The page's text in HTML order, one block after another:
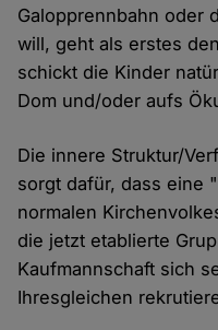
Galopprennbahn oder
will, geht als erstes
schickt die Kinder
Dom und/oder aufs
Die innere Struktur/
sorgt dafür, dass eine
normalen
die jetzt etablierte
Kaufmannschaft sich
Ihresgleichen